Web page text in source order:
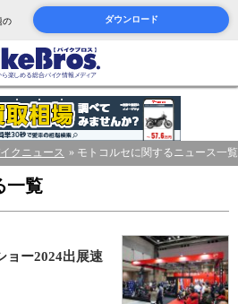
の
ダウンロード
クニュース モトコルセに関するニュース一覧
一覧
ョー2024出展速